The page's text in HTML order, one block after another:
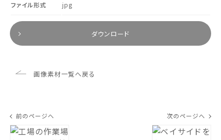
ファイル形式 jpg
ダウンロード
画像素材一覧へ戻る
前のページへ 次のページへ